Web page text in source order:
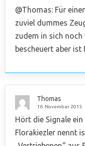
@Thomas: Für
zuviel dummes
zudem in sich
bescheuert aber ist
Thomas
16. November 2015
Hört die Signale
Florakiezler nennt